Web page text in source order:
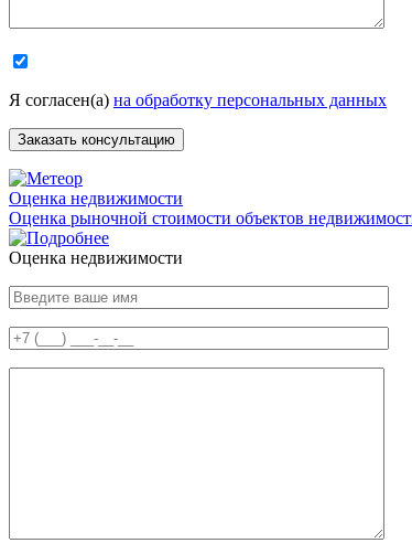
Я согласен(а) на обработку персональных данных
Оценка недвижимости
Оценка рыночной стоимости объектов
Оценка недвижимости